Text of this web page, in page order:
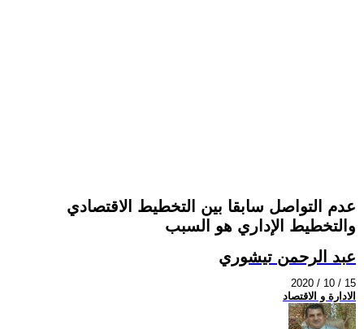
عدم التواصل سابقا بين التخطيط الاقتصادي
والتخطيط الإداري هو السبب
عبد الرحمن تيشوري
2020 / 10 / 15
الادارة و الاقتصاد